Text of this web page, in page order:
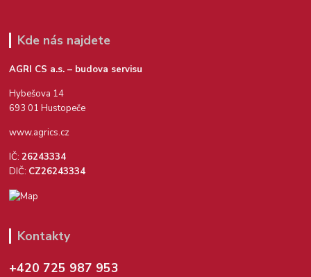
Kde nás najdete
AGRI CS a.s. – budova servisu
Hybešova 14
693 01 Hustopeče
www.agrics.cz
IČ:26243334
DIČ: CZ26243334
Kontakty
+420 725 987 953